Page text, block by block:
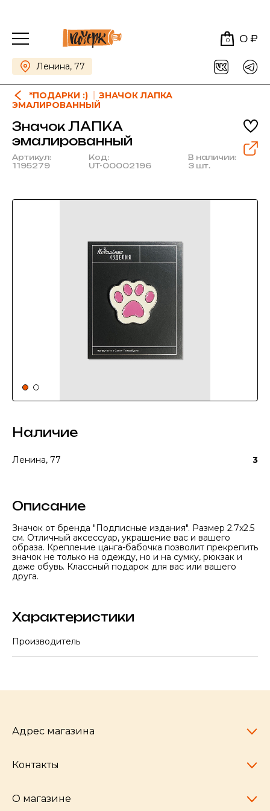
0 0 ₽
Ленина, 77
*ПОДАРКИ :)
ЗНАЧОК ЛАПКА
ЭМАЛИРОВАННЫЙ
Значок ЛАПКА
эмалированный
Артикул:
1195279
Код:
UT-00002196
В наличии:
3 шт.
Наличие
Ленина, 77 3
Описание
Значок от бренда "Подписные издания". Размер 2.7x2.5
см. Отличный аксессуар, украшение вас и вашего
образа. Крепление цанга-бабочка позволит прекрепить
значок не только на одежду, но и на сумку, рюкзак и
даже обувь. Классный подарок для вас или вашего
друга.
Характеристики
Производитель
Адрес магазина
Челябинск,
Контакты
pocherkartshop@mail.ru
О магазине